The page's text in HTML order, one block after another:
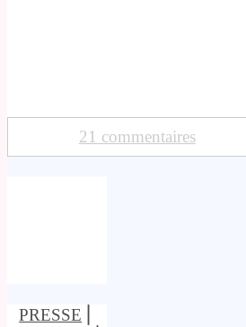
21 commentaires
PRESSE